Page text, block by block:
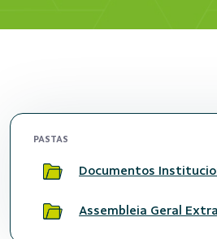
PASTAS
Documentos
Assembleia Geral